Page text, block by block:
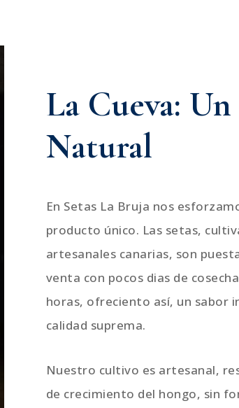
La Cueva:
Natural
En Setas La Bruja nos
producto único. Las setas,
artesanales canarias, son
venta con pocos dias de
horas, ofreciento así, un sabor
calidad suprema.
Nuestro cultivo es artesanal,
de crecimiento del hongo, sin